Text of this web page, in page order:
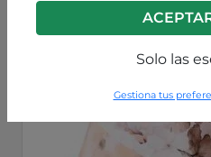
Solo las
Gestiona tus